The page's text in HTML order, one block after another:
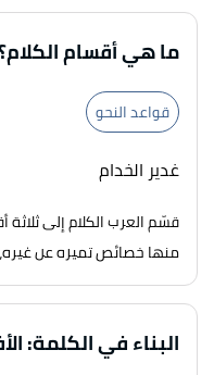
ما هي أقسام
قواعد النحو
غدير الخدام
قسّم العرب الكلام إلى
منها خصائص تميزه عن
البناء في الكلمة: